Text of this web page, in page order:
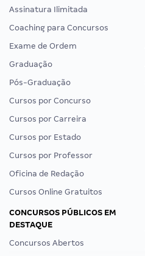
Assinatura Ilimitada
Coaching para Concursos
Exame de Ordem
Graduação
Pós-Graduação
Cursos por Concurso
Cursos por Carreira
Cursos por Estado
Cursos por Professor
Oficina de Redação
Cursos Online Gratuitos
CONCURSOS PÚBLICOS EM
DESTAQUE
Concursos Abertos